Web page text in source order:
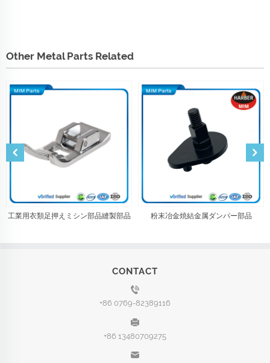
Other Metal Parts Related
工業用衣類足押えミシン部品縫製部品 粉末冶金焼結金属ダンパー部品
CONTACT
+86 0769-82389116
+86 13480709275